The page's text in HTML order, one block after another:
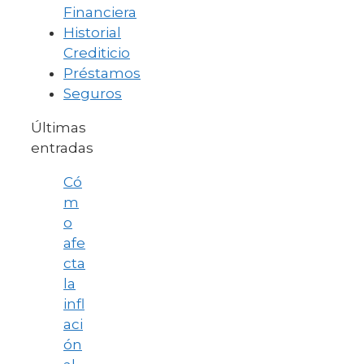
Financiera
Historial
Crediticio
Préstamos
Seguros
Últimas
entradas
Có
m
o
afe
cta
la
infl
aci
ón